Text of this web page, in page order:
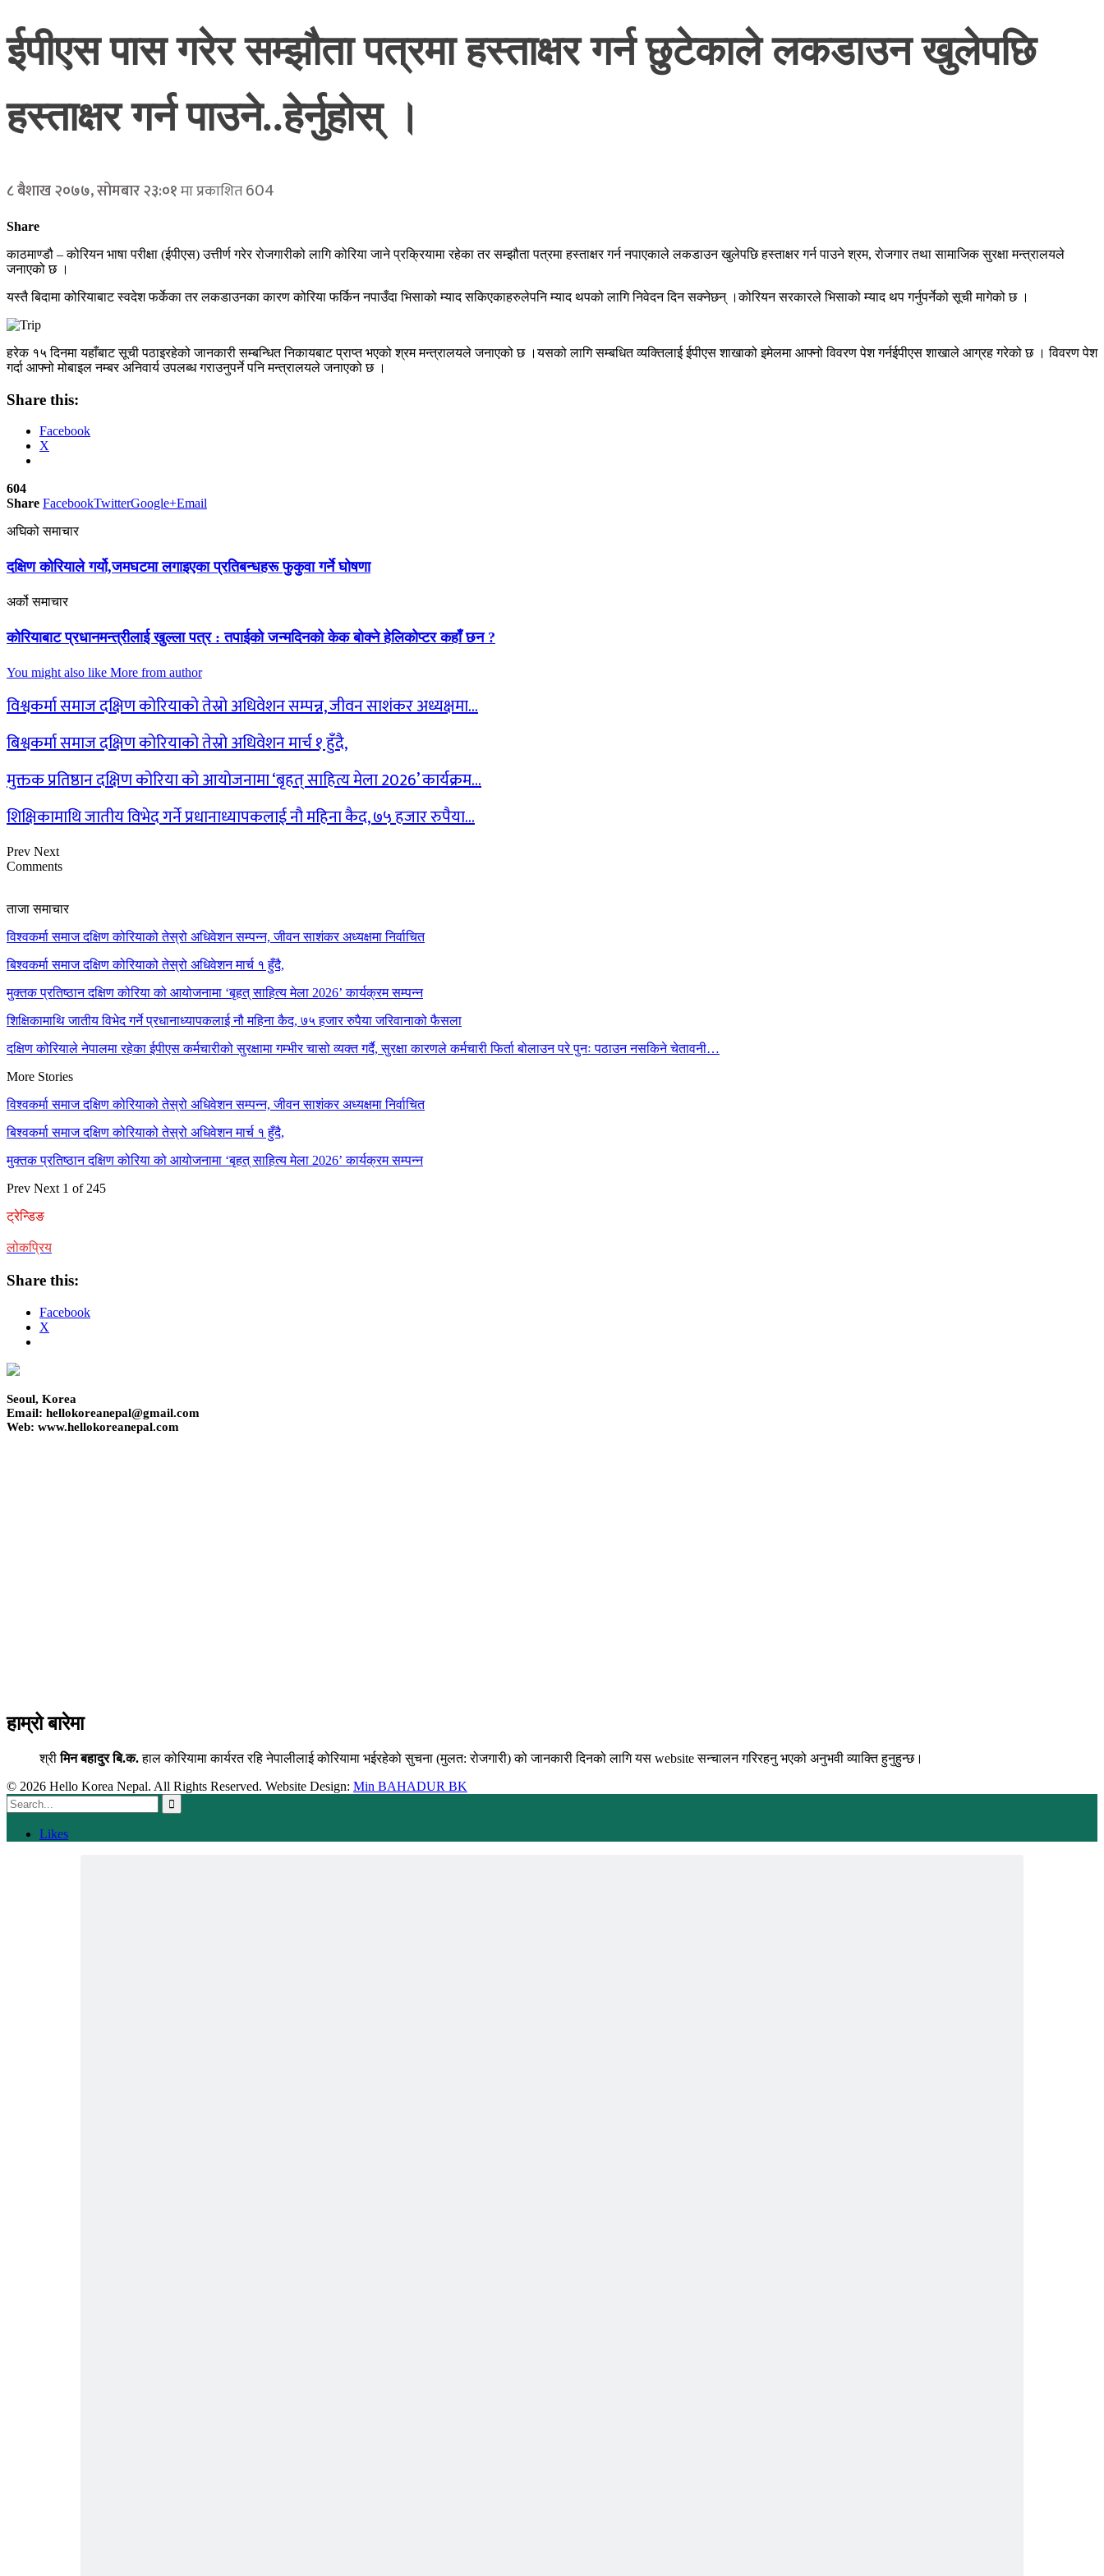
ईपीएस पास गरेर सम्झौता पत्रमा हस्ताक्षर गर्न छुटेकाले लकडाउन खुलेपछि
हस्ताक्षर गर्न पाउने..हेर्नुहोस् ।
८ बैशाख २०७७, सोमबार २३:०१मा प्रकाशित604
Share
काठमाण्डौ – कोरियन भाषा परीक्षा (ईपीएस) उत्तीर्ण गरेर रोजगारीको लागि कोरिया जाने प्रक्रियामा रहेका तर सम्झौता पत्रमा हस्ताक्षर गर्न नपाएकाले लकडाउन खुलेपछि हस्ताक्षर गर्न पाउने श्रम, रोजगार तथा सामाजिक सुरक्षा मन्त्रालयले
जनाएको छ ।
यस्तै बिदामा कोरियाबाट स्वदेश फर्केका तर लकडाउनका कारण कोरिया फर्किन नपाउँदा भिसाको म्याद सकिएकाहरुलेपनि म्याद थपको लागि निवेदन दिन सक्नेछन् ।कोरियन सरकारले भिसाको म्याद थप गर्नुपर्नेको सूची मागेको छ ।
हरेक १५ दिनमा यहाँबाट सूची पठाइरहेको जानकारी सम्बन्धित निकायबाट प्राप्त भएको श्रम मन्त्रालयले जनाएको छ ।यसको लागि सम्बधित व्यक्तिलाई ईपीएस शाखाको इमेलमा आफ्नो विवरण पेश गर्नईपीएस शाखाले आग्रह गरेको छ । विवरण पेश
गर्दा आफ्नो मोबाइल नम्बर अनिवार्य उपलब्ध गराउनुपर्ने पनि मन्त्रालयले जनाएको छ ।
Share this:
Facebook
X
604
Share FacebookTwitterGoogle+Email
अघिको समाचार
दक्षिण कोरियाले गर्यो,जमघटमा लगाइएका प्रतिबन्धहरू फुकुवा गर्ने घोषणा
अर्को समाचार
कोरियाबाट प्रधानमन्त्रीलाई खुल्ला पत्र : तपाईको जन्मदिनको केक बोक्ने हेलिकोप्टर कहाँ छन ?
You might also like More from author
विश्वकर्मा समाज दक्षिण कोरियाको तेस्रो अधिवेशन सम्पन्न, जीवन साशंकर अध्यक्षमा…
बिश्वकर्मा समाज दक्षिण कोरियाको तेस्रो अधिवेशन मार्च १ हुँदै,
मुक्तक प्रतिष्ठान दक्षिण कोरिया को आयोजनामा ‘बृहत् साहित्य मेला 2026’ कार्यक्रम…
शिक्षिकामाथि जातीय विभेद गर्ने प्रधानाध्यापकलाई नौ महिना कैद, ७५ हजार रुपैया…
Prev Next
Comments
ताजा समाचार
विश्वकर्मा समाज दक्षिण कोरियाको तेस्रो अधिवेशन सम्पन्न, जीवन साशंकर अध्यक्षमा निर्वाचित
बिश्वकर्मा समाज दक्षिण कोरियाको तेस्रो अधिवेशन मार्च १ हुँदै,
मुक्तक प्रतिष्ठान दक्षिण कोरिया को आयोजनामा ‘बृहत् साहित्य मेला 2026’ कार्यक्रम सम्पन्न
शिक्षिकामाथि जातीय विभेद गर्ने प्रधानाध्यापकलाई नौ महिना कैद, ७५ हजार रुपैया जरिवानाको फैसला
दक्षिण कोरियाले नेपालमा रहेका ईपीएस कर्मचारीको सुरक्षामा गम्भीर चासो व्यक्त गर्दै, सुरक्षा कारणले कर्मचारी फिर्ता बोलाउन परे पुनः पठाउन नसकिने चेतावनी…
More Stories
विश्वकर्मा समाज दक्षिण कोरियाको तेस्रो अधिवेशन सम्पन्न, जीवन साशंकर अध्यक्षमा निर्वाचित
बिश्वकर्मा समाज दक्षिण कोरियाको तेस्रो अधिवेशन मार्च १ हुँदै,
मुक्तक प्रतिष्ठान दक्षिण कोरिया को आयोजनामा ‘बृहत् साहित्य मेला 2026’ कार्यक्रम सम्पन्न
Prev Next 1 of 245
ट्रेन्डिङ
लोकप्रिय
Share this:
Facebook
X
Seoul, Korea
Email: hellokoreanepal@gmail.com
Web: www.hellokoreanepal.com
हाम्रो बारेमा
श्रीमिन बहादुर बि.क.हाल कोरियामा कार्यरत रहि नेपालीलाई कोरियामा भईरहेको सुचना (मुलत: रोजगारी) को जानकारी दिनको लागि यस website सन्चालन गरिरहनु भएको अनुभवी व्याक्ति हुनुहुन्छ।
© 2026 Hello Korea Nepal. All Rights Reserved. Website Design: Min BAHADUR BK
Likes